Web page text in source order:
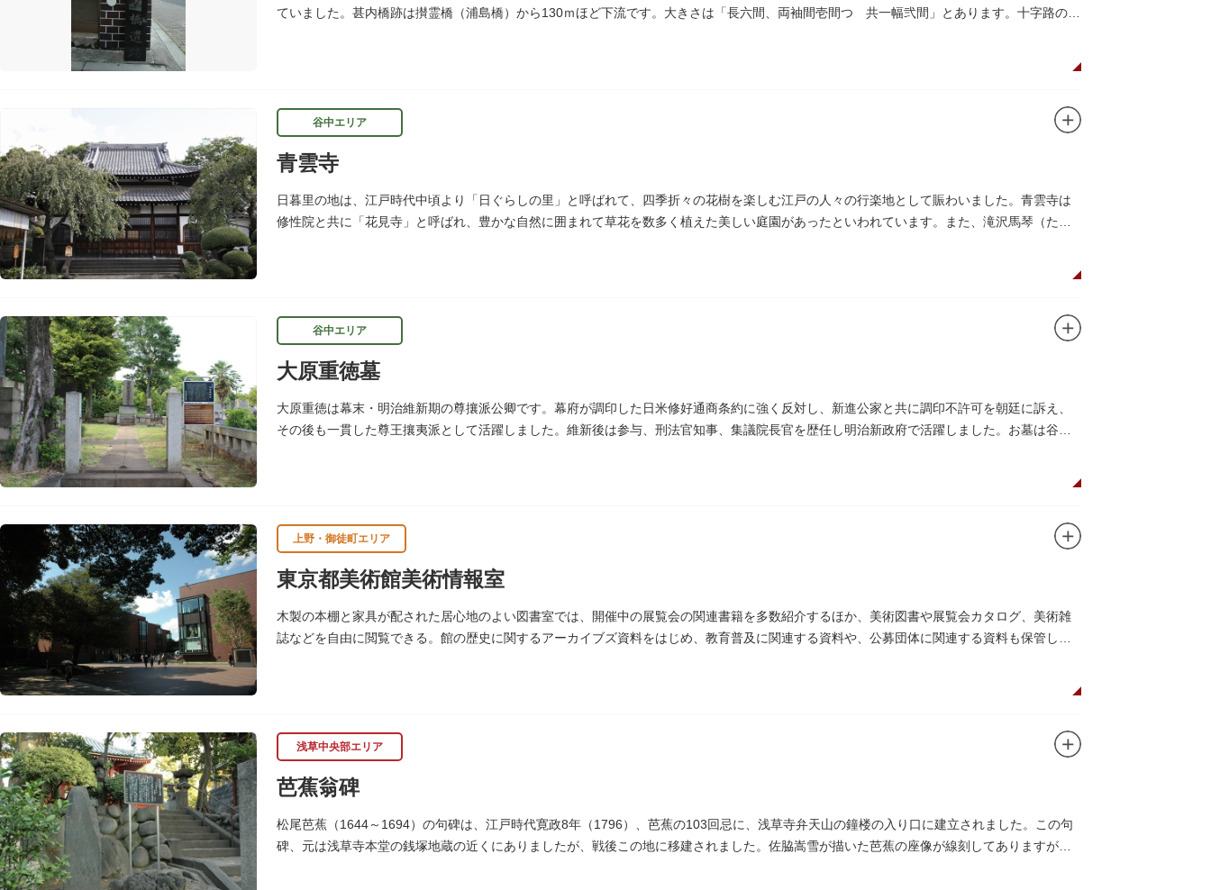
ていました。甚内橋跡は攅霊橋（浦島橋）から130ｍほど下流です。大きさは「長六間、両袖間壱間つゞ共一幅弐間」とあります。十字路の東
谷中エリア
青雲寺
日暮里の地は、江戸時代中頃より「日ぐらしの里」と呼ばれて、四季折々の花樹を楽しむ江戸の人々の行楽地として賑わいました。青雲寺は
修性院と共に「花見寺」と呼ばれ、豊かな自然に囲まれて草花を数多く植えた美しい庭園があったといわれています。また、滝沢馬琴（たき
谷中エリア
大原重徳墓
大原重徳は幕末・明治維新期の尊攘派公卿です。幕府が調印した日米修好通商条約に強く反対し、新進公家と共に調印不許可を朝廷に訴え、
その後も一貫した尊王攘夷派として活躍しました。維新後は参与、刑法官知事、集議院長官を歴任し明治新政府で活躍しました。お墓は谷中
上野・御徒町エリア
東京都美術館美術情報室
木製の本棚と家具が配された居心地のよい図書室では、開催中の展覧会の関連書籍を多数紹介するほか、美術図書や展覧会カタログ、美術雑
誌などを自由に閲覧できる。館の歴史に関するアーカイブズ資料をはじめ、教育普及に関連する資料や、公募団体に関連する資料も保管して
浅草中央部エリア
芭蕉翁碑
松尾芭蕉（1644～1694）の句碑は、江戸時代寛政8年（1796）、芭蕉の103回忌に、浅草寺弁天山の鐘楼の入り口に建立されました。この句
碑、元は浅草寺本堂の銭塚地蔵の近くにありましたが、戦後この地に移建されました。佐脇嵩雪が描いた芭蕉の座像が線刻してありますが、